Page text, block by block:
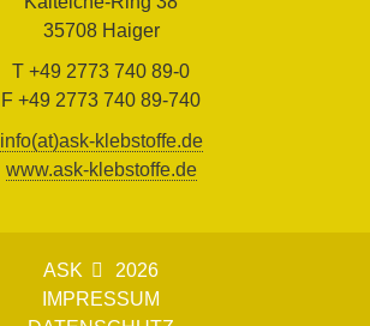
35708 Haiger
T +49 2773 740 89-0
F +49 2773 740 89-740
info(at)ask-klebstoffe.de
www.ask-klebstoffe.de
ASK
2026
IMPRESSUM